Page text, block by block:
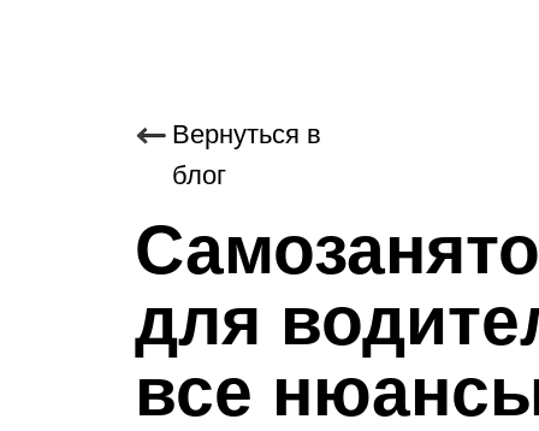
для
все
Вернуться в
блог